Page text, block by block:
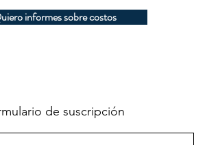
informes sobre costos
de suscripción